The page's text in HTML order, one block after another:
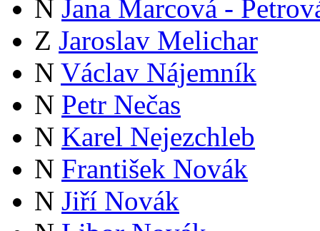
N Jana Marcová -
Z Jaroslav Melichar
N Václav Nájemník
N Petr Nečas
N Karel Nejezchleb
N František Novák
N Jiří Novák